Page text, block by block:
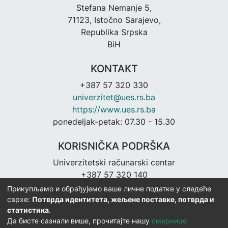
Stefana Nemanje 5,
71123, Istočno Sarajevo,
Republika Srpska
BiH
KONTAKT
+387 57 320 330
univerzitet@ues.rs.ba
https://www.ues.rs.ba
ponedeljak-petak: 07.30 - 15.30
KORISNIČKA PODRŠKA
Univerzitetski računarski centar
+387 57 320 140
urc@ues.rs.ba
https://urc.ues.rs.ba
Прикупљамо и обрађујемо ваше личне податке у следеће
сврхе: Потврда идентитета, жељене поставке, потврда и
статистика.
Да бисте сазнали више, прочитајте нашу смернице